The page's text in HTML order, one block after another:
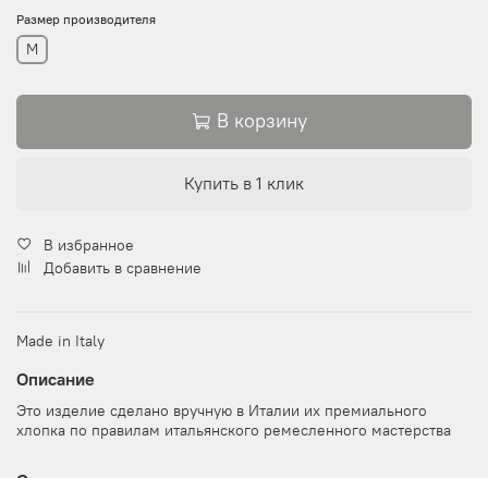
Размер производителя
M
В корзину
Купить в 1 клик
В избранное
Добавить в сравнение
Made in Italy
Описание
Это изделие сделано вручную в Италии их премиального
хлопка по правилам итальянского ремесленного мастерства